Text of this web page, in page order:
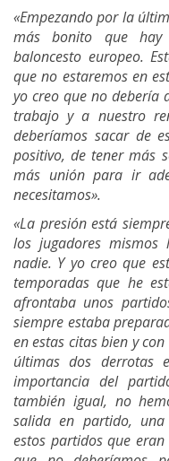
«Empezando por la
más bonito que
baloncesto europeo.
que no estaremos en
yo creo que no debería
trabajo y a nuestro
deberíamos sacar de
positivo, de tener más
más unión para ir
necesitamos».
«La presión está
los jugadores
nadie. Y yo creo que
temporadas que he
afrontaba unos
siempre estaba
en estas citas bien y
últimas dos derrotas
importancia del
también igual, no
salida en partido,
estos partidos que